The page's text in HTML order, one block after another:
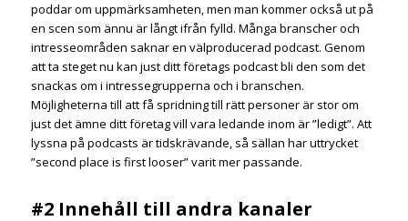
poddar om uppmärksamheten, men man kommer också ut på
en scen som ännu är långt ifrån fylld. Många branscher och
intresseområden saknar en välproducerad podcast. Genom
att ta steget nu kan just ditt företags podcast bli den som det
snackas om i intressegrupperna och i branschen.
Möjligheterna till att få spridning till rätt personer är stor om
just det ämne ditt företag vill vara ledande inom är ”ledigt”. Att
lyssna på podcasts är tidskrävande, så sällan har uttrycket
”second place is first looser” varit mer passande.
#2 Innehåll till andra kanaler